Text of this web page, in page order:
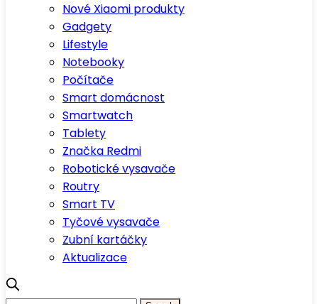
Nové Xiaomi produkty
Gadgety
Lifestyle
Notebooky
Počítače
Smart domácnost
Smartwatch
Tablety
Značka Redmi
Robotické vysavače
Routry
Smart TV
Tyčové vysavače
Zubní kartáčky
Aktualizace